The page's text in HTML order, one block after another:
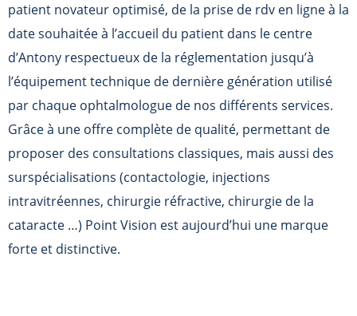
patient novateur optimisé, de la prise de rdv en ligne à la
date souhaitée à l’accueil du patient dans le centre
d’Antony respectueux de la réglementation jusqu’à
l’équipement technique de dernière génération utilisé
par chaque ophtalmologue de nos différents services.
Grâce à une offre complète de qualité, permettant de
proposer des consultations classiques, mais aussi des
surspécialisations (contactologie, injections
intravitréennes, chirurgie réfractive, chirurgie de la
cataracte …) Point Vision est aujourd’hui une marque
forte et distinctive.